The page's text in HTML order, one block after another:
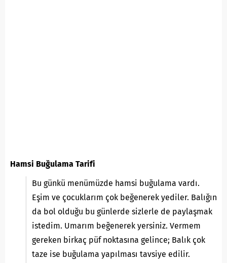
Hamsi Buğulama Tarifi
Bu günkü menümüzde hamsi buğulama vardı.
Eşim ve çocuklarım çok beğenerek yediler. Balığın
da bol olduğu bu günlerde sizlerle de paylaşmak
istedim. Umarım beğenerek yersiniz. Vermem
gereken birkaç püf noktasına gelince; Balık çok
taze ise buğulama yapılması tavsiye edilir.